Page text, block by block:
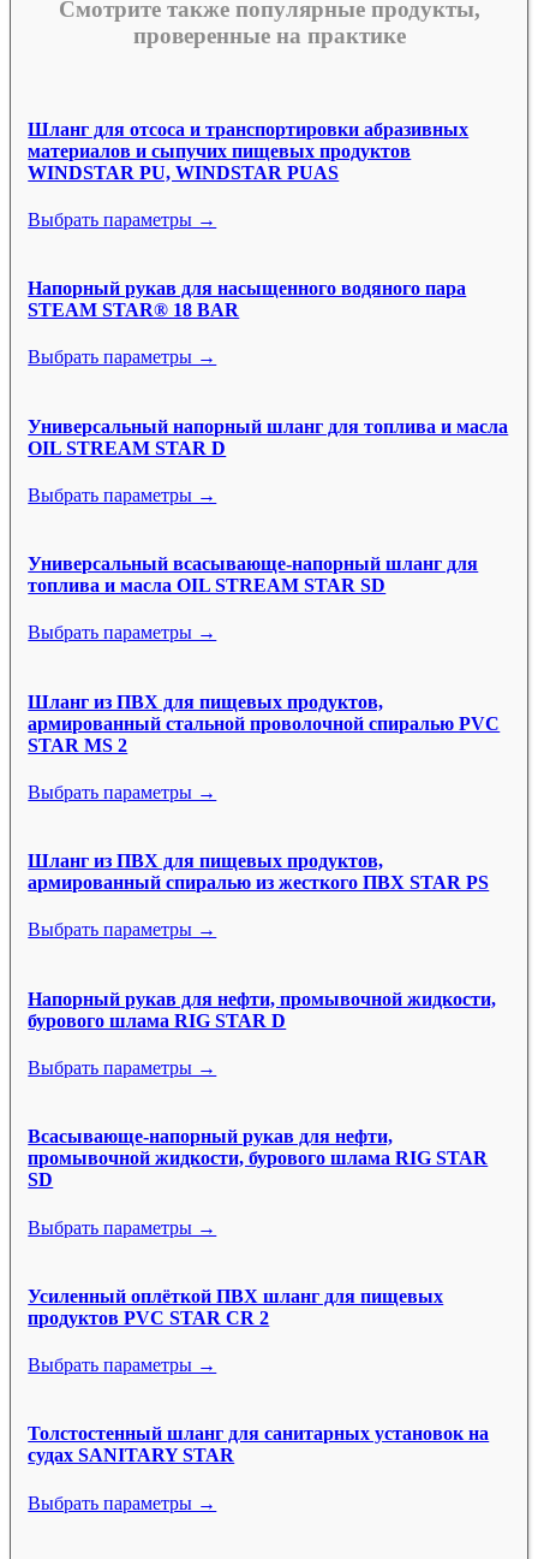
Смотрите также популярные продукты,
проверенные на практике
Шланг для отсоса и транспортировки абразивных
материалов и сыпучих пищевых продуктов
WINDSTAR PU, WINDSTAR PUAS
Выбрать параметры →
Напорный рукав для насыщенного водяного пара
STEAM STAR® 18 BAR
Выбрать параметры →
Универсальный напорный шланг для топлива и масла
OIL STREAM STAR D
Выбрать параметры →
Универсальный всасывающе-напорный шланг для
топлива и масла OIL STREAM STAR SD
Выбрать параметры →
Шланг из ПВХ для пищевых продуктов,
армированный стальной проволочной спиралью PVC
STAR MS 2
Выбрать параметры →
Шланг из ПВХ для пищевых продуктов,
армированный спиралью из жесткого ПВХ STAR PS
Выбрать параметры →
Напорный рукав для нефти, промывочной жидкости,
бурового шлама RIG STAR D
Выбрать параметры →
Всасывающе-напорный рукав для нефти,
промывочной жидкости, бурового шлама RIG STAR
SD
Выбрать параметры →
Усиленный оплёткой ПВХ шланг для пищевых
продуктов PVC STAR CR 2
Выбрать параметры →
Толстостенный шланг для санитарных установок на
судах SANITARY STAR
Выбрать параметры →